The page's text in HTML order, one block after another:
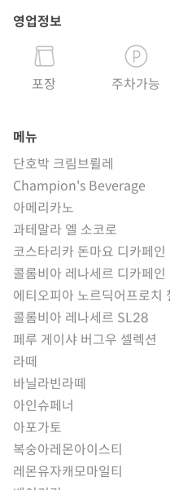
영업정보
포장 주차가능
메뉴
단호박 크림브륄레
Champion's Beverage
아메리카노
과테말라 엘 소코로
코스타리카 돈마요 디카페인
콜롬비아 레나세르 디카페인
에티오피아 노르딕어프로치
콜롬비아 레나세르 SL28
페루 게이샤 버그우 셀렉션
라떼
바닐라빈라떼
아인슈페너
아포가토
복숭아레몬아이스티
레몬유자캐모마일티